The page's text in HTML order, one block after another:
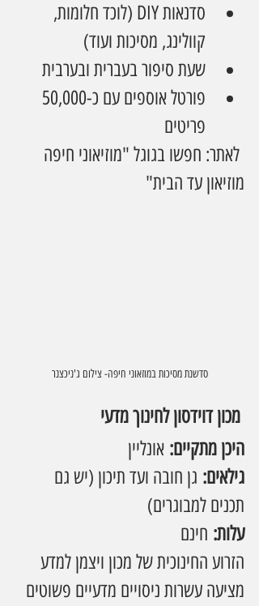
סדנאות DIY (לוכד חלומות,
קוולינג, מסיכות ועוד)
שעת סיפור בעברית ובערבית
פריטים
לאתר: חפשו בגוגל "מוזיאוני חיפה
מוזיאון עד הבית"
סדשנת מסיכות במוזאוני חיפה- צילום ג'ניכצנר
היכן מתקיים: אונליין
גילאים: גן חובה ועד תיכון (יש גם
תכנים למבוגרים)
עלות: חינם
הזרוע החינוכית של מכון ויצמן למדע
מציעה עשרות ניסויים מדעיים פשוטים